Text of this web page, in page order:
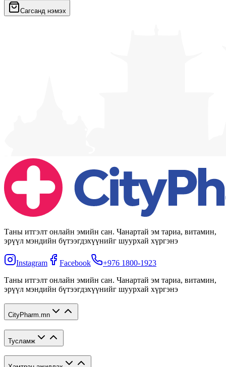
Сагсанд нэмэх
Таны итгэлт онлайн эмийн сан. Чанартай эм тариа, витамин,
эрүүл мэндийн бүтээгдэхүүнийг шуурхай хүргэнэ
Instagram Facebook
+976 1800-1923
Таны итгэлт онлайн эмийн сан. Чанартай эм тариа, витамин,
эрүүл мэндийн бүтээгдэхүүнийг шуурхай хүргэнэ
CityPharm.mn
Тусламж